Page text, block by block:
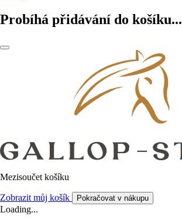
Probíhá přidávání do košíku...
Mezisoučet košíku
Zobrazit můj košík Pokračovat v nákupu
Loading...